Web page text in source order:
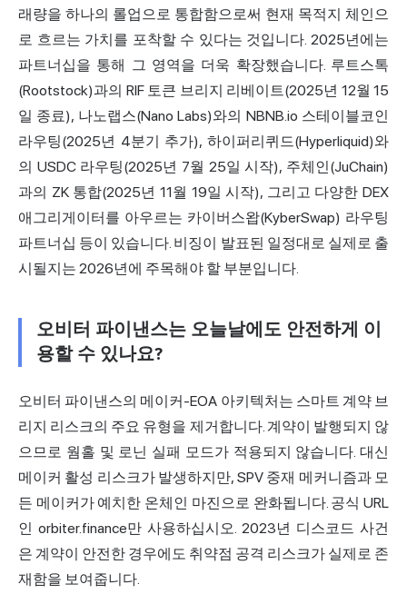
래량을 하나의 롤업으로 통합함으로써 현재 목적지 체인으
로 흐르는 가치를 포착할 수 있다는 것입니다. 2025년에는
파트너십을 통해 그 영역을 더욱 확장했습니다. 루트스톡
(Rootstock)과의 RIF 토큰 브리지 리베이트(2025년 12월 15
일 종료), 나노랩스(Nano Labs)와의 NBNB.io 스테이블코인
라우팅(2025년 4분기 추가), 하이퍼리퀴드(Hyperliquid)와
의 USDC 라우팅(2025년 7월 25일 시작), 주체인(JuChain)
과의 ZK 통합(2025년 11월 19일 시작), 그리고 다양한 DEX
애그리게이터를 아우르는 카이버스왑(KyberSwap) 라우팅
파트너십 등이 있습니다. 비징이 발표된 일정대로 실제로 출
시될지는 2026년에 주목해야 할 부분입니다.
오비터 파이낸스는 오늘날에도 안전하게 이
용할 수 있나요?
오비터 파이낸스의 메이커-EOA 아키텍처는 스마트 계약 브
리지 리스크의 주요 유형을 제거합니다. 계약이 발행되지 않
으므로 웜홀 및 로닌 실패 모드가 적용되지 않습니다. 대신
메이커 활성 리스크가 발생하지만, SPV 중재 메커니즘과 모
든 메이커가 예치한 온체인 마진으로 완화됩니다. 공식 URL
인 orbiter.finance만 사용하십시오. 2023년 디스코드 사건
은 계약이 안전한 경우에도 취약점 공격 리스크가 실제로 존
재함을 보여줍니다.